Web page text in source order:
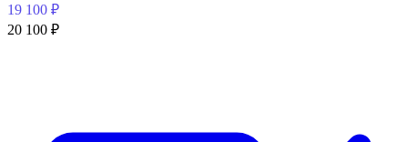
19 100 ₽
20 100 ₽